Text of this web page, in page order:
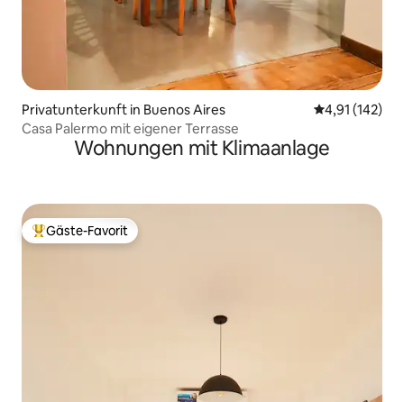
Privatunterkunft in Buenos Aires
4,91 (142)
Casa Palermo mit eigener Terrasse
Wohnungen mit Klimaanlage
Beliebter Gäste-Favorit.
Gäste-Favorit